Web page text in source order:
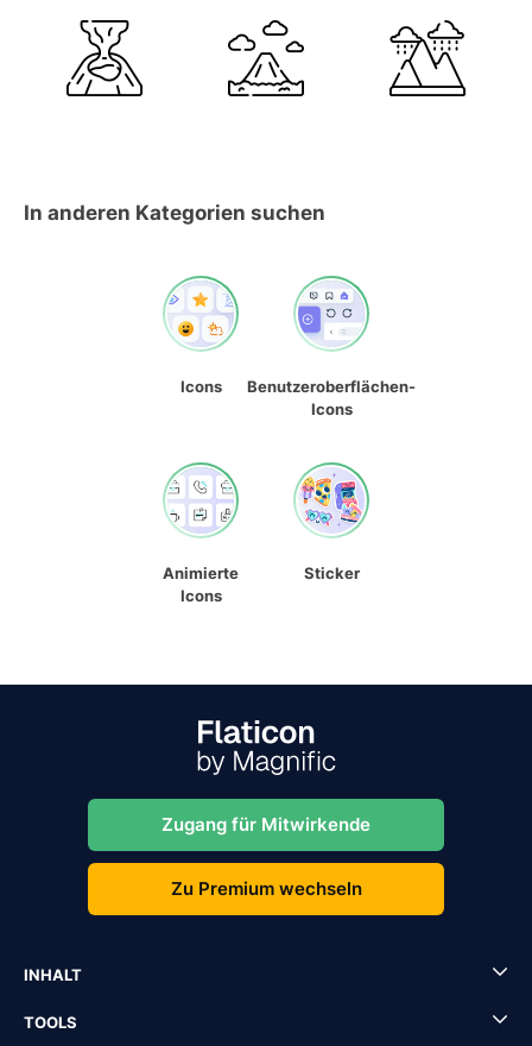
In anderen Kategorien suchen
Icons
Benutzeroberflächen-
Icons
Animierte
Icons
Sticker
Zugang für Mitwirkende
Zu Premium wechseln
INHALT
TOOLS